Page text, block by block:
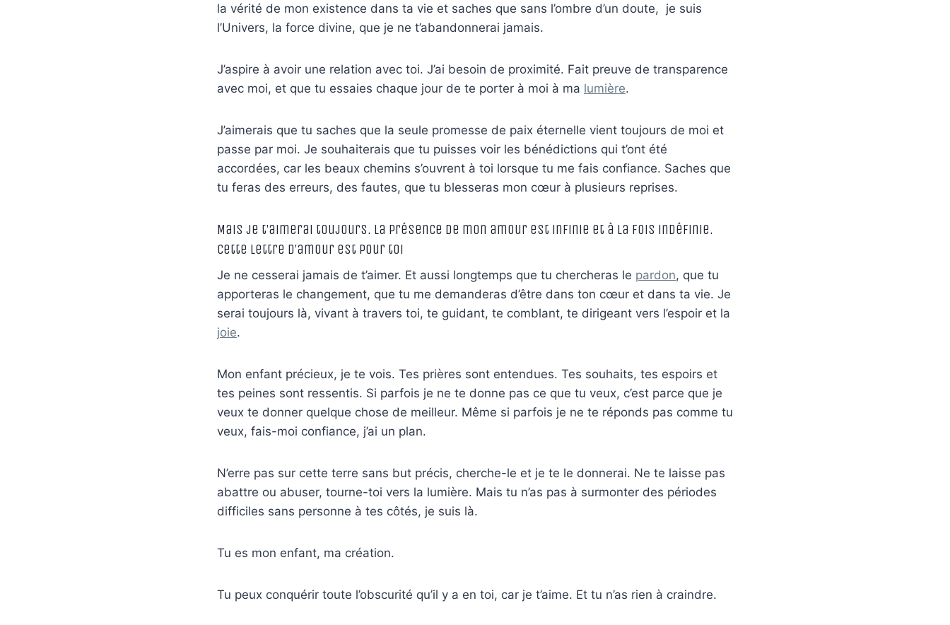
la vérité de mon existence dans ta vie et saches que sans l’ombre d’un doute, je suis
l’Univers, la force divine, que je ne t’abandonnerai jamais.
J’aspire à avoir une relation avec toi. J’ai besoin de proximité. Fait preuve de transparence
avec moi, et que tu essaies chaque jour de te porter à moi à ma lumière.
J’aimerais que tu saches que la seule promesse de paix éternelle vient toujours de moi et
passe par moi. Je souhaiterais que tu puisses voir les bénédictions qui t’ont été
accordées, car les beaux chemins s’ouvrent à toi lorsque tu me fais confiance. Saches que
tu feras des erreurs, des fautes, que tu blesseras mon cœur à plusieurs reprises.
Mais je t’aimerai toujours. La présence de mon amour est infinie et à la fois indéfinie.
Cette lettre d’amour est pour toi
Je ne cesserai jamais de t’aimer. Et aussi longtemps que tu chercheras le pardon, que tu
apporteras le changement, que tu me demanderas d’être dans ton cœur et dans ta vie. Je
serai toujours là, vivant à travers toi, te guidant, te comblant, te dirigeant vers l’espoir et la
joie.
Mon enfant précieux, je te vois. Tes prières sont entendues. Tes souhaits, tes espoirs et
tes peines sont ressentis. Si parfois je ne te donne pas ce que tu veux, c’est parce que je
veux te donner quelque chose de meilleur. Même si parfois je ne te réponds pas comme tu
veux, fais-moi confiance, j’ai un plan.
N’erre pas sur cette terre sans but précis, cherche-le et je te le donnerai. Ne te laisse pas
abattre ou abuser, tourne-toi vers la lumière. Mais tu n’as pas à surmonter des périodes
difficiles sans personne à tes côtés, je suis là.
Tu es mon enfant, ma création.
Tu peux conquérir toute l’obscurité qu’il y a en toi, car je t’aime. Et tu n’as rien à craindre.